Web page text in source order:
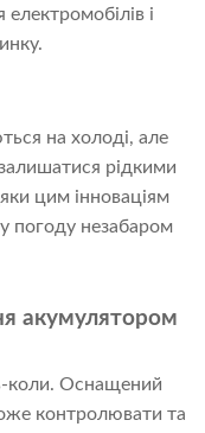
і
на холоді, але
рідкими
цим інноваціям
погоду незабаром
акумулятором
коли. Оснащений
контролювати та